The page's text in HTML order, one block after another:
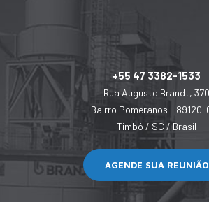
+55 47 3382-1533
Rua Augusto Brandt, 370
Bairro Pomeranos - 89120-
Timbó / SC / Brasil
AGENDE SUA REUNIÃO